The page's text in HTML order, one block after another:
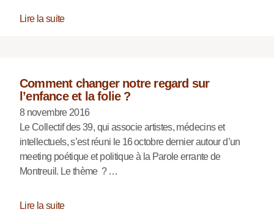
Lire la suite
Comment changer notre regard sur
l’enfance et la folie ?
8 novembre 2016
Le Collectif des 39, qui associe artistes, médecins et
intellectuels, s’est réuni le 16 octobre dernier autour d’un
meeting poétique et politique à la Parole errante de
Montreuil. Le thème ? …
Lire la suite